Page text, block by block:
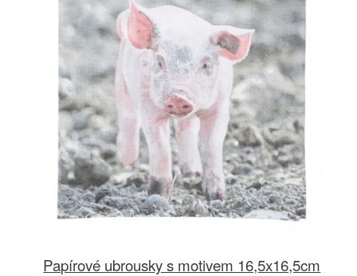
Papírové ubrousky s motivem 16,5x16,5cm